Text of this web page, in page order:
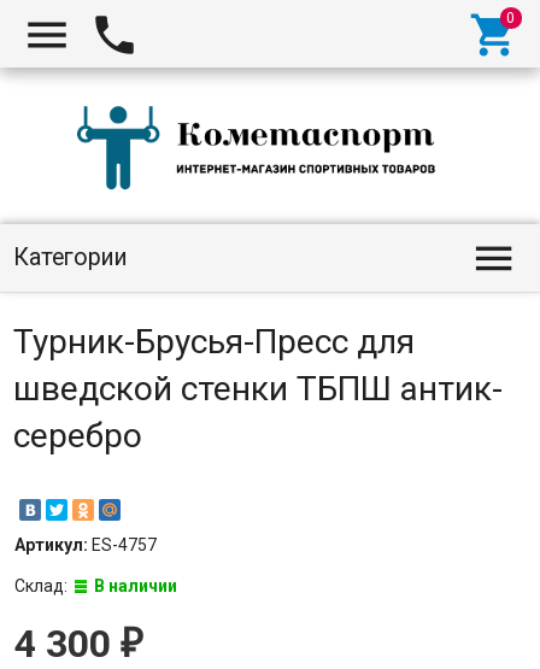
  
Категории 
Турник-Брусья-Пресс для
шведской стенки ТБПШ антик-
серебро
Артикул: ES-4757
Склад: В наличии
4 300 ₽